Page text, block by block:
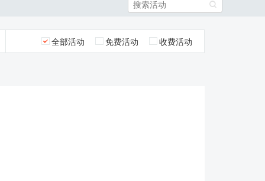

全部活动 免费活动 收费活动